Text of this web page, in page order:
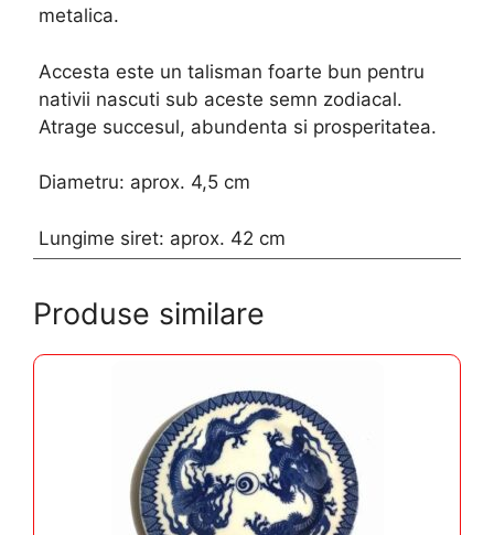
metalica.
Accesta este un talisman foarte bun pentru
nativii nascuti sub aceste semn zodiacal.
Atrage succesul, abundenta si prosperitatea.
Diametru: aprox. 4,5 cm
Lungime siret: aprox. 42 cm
Produse similare